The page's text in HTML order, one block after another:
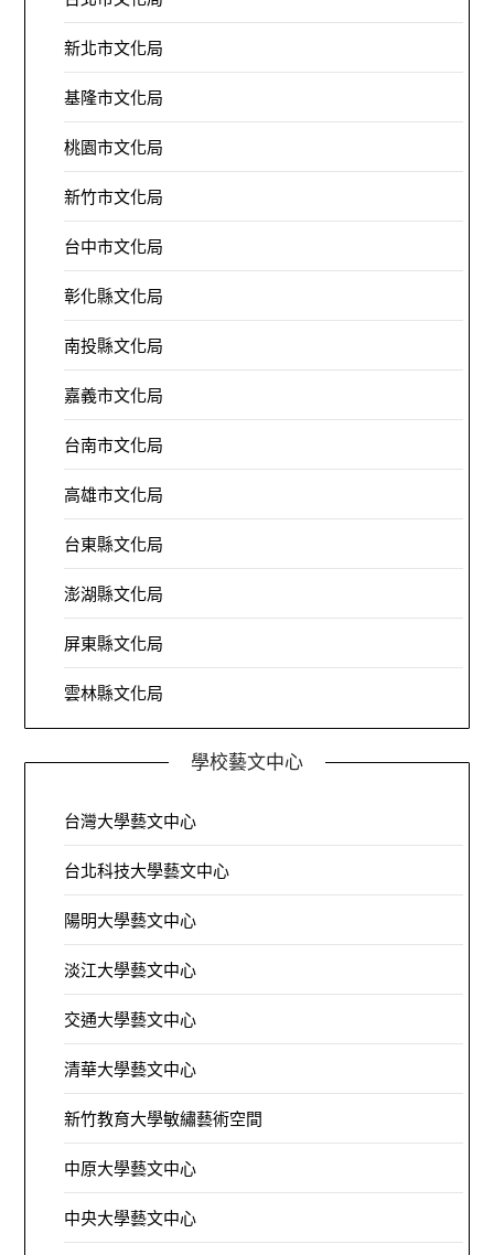
新北市文化局
基隆市文化局
桃園市文化局
新竹市文化局
台中市文化局
彰化縣文化局
南投縣文化局
嘉義市文化局
台南市文化局
高雄市文化局
台東縣文化局
澎湖縣文化局
屏東縣文化局
雲林縣文化局
學校藝文中心
台灣大學藝文中心
台北科技大學藝文中心
陽明大學藝文中心
淡江大學藝文中心
交通大學藝文中心
清華大學藝文中心
新竹教育大學敏繡藝術空間
中原大學藝文中心
中央大學藝文中心